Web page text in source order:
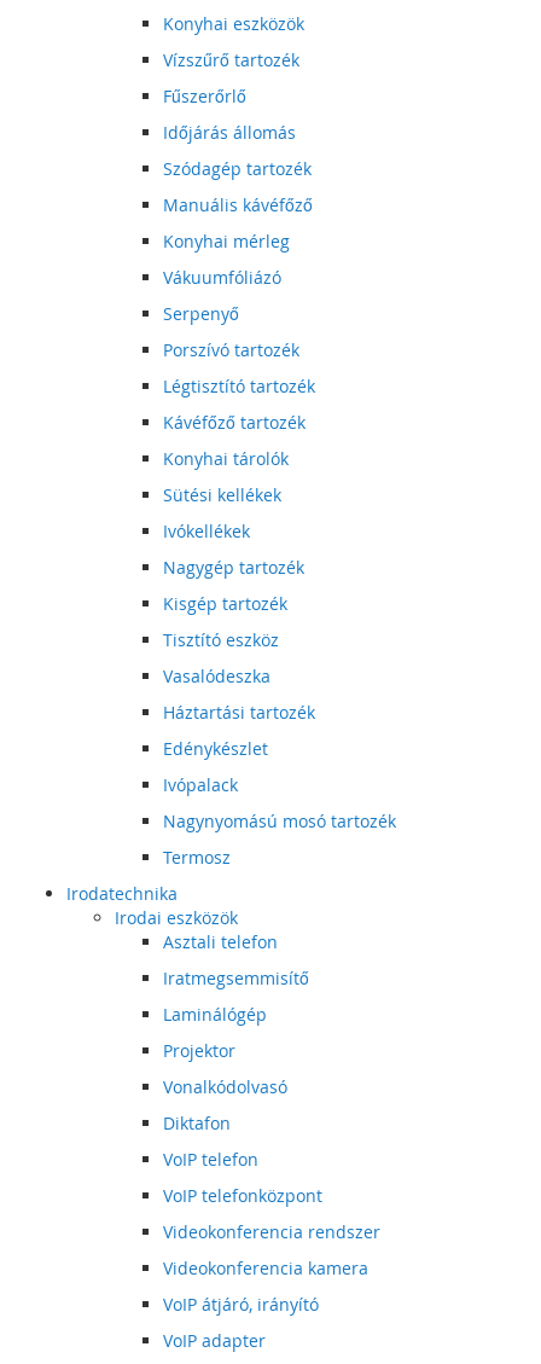
Konyhai eszközök
Vízszűrő tartozék
Fűszerőrlő
Időjárás állomás
Szódagép tartozék
Manuális kávéfőző
Konyhai mérleg
Vákuumfóliázó
Serpenyő
Porszívó tartozék
Légtisztító tartozék
Kávéfőző tartozék
Konyhai tárolók
Sütési kellékek
Ivókellékek
Nagygép tartozék
Kisgép tartozék
Tisztító eszköz
Vasalódeszka
Háztartási tartozék
Edénykészlet
Ivópalack
Nagynyomású mosó tartozék
Termosz
Irodatechnika
Irodai eszközök
Asztali telefon
Iratmegsemmisítő
Laminálógép
Projektor
Vonalkódolvasó
Diktafon
VoIP telefon
VoIP telefonközpont
Videokonferencia rendszer
Videokonferencia kamera
VoIP átjáró, irányító
VoIP adapter